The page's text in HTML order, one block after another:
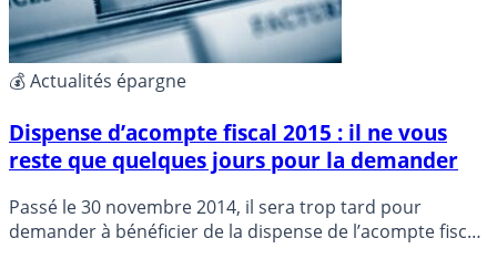
💰 Actualités épargne
Dispense d’acompte fiscal 2015 : il ne vous
reste que quelques jours pour la demander
Passé le 30 novembre 2014, il sera trop tard pour
demander à bénéficier de la dispense de l’acompte fiscal